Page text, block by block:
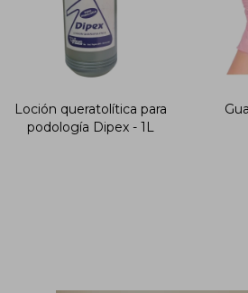
Loción queratolítica para
podología Dipex - 1L